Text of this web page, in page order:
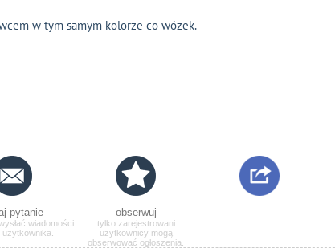
w tym samym kolorze co wózek.
pytanie
wiadomości
obserwuj
tylko zarejestrowani
użytkownicy mogą
obserwować ogłoszenia.